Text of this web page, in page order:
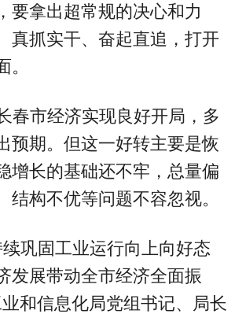
要拿出超常规的决心和力
真抓实干、奋起直追，打开
春市经济实现良好开局，多
预期。但这一好转主要是恢
增长的基础还不牢，总量偏
结构不优等问题不容忽视。
巩固工业运行向上向好态
发展带动全市经济全面振
和信息化局党组书记、局长